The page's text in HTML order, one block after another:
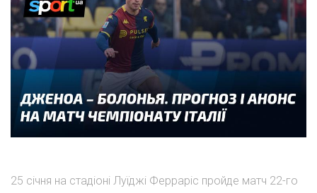
25 січня на стадіоні Луїджі Ферраріс пройде матч 22-го